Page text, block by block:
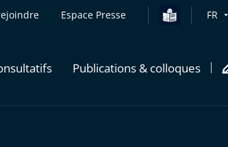
Espace Presse FR
Publications & colloques